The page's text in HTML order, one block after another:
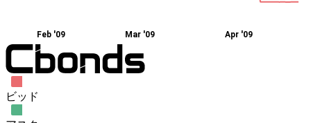
Feb '09 Mar '09 Apr '09
ビッド